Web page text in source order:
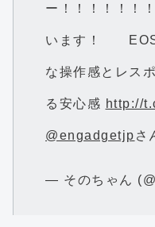
ー！！！！！！
います！ EOS
な操作感とレス
る安心感 http://
@engadgetjp さ
— そのちゃん